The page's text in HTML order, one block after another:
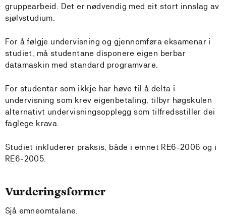
gruppearbeid. Det er nødvendig med eit stort innslag av
sjølvstudium.
For å følgje undervisning og gjennomføra eksamenar i
studiet, må studentane disponere eigen berbar
datamaskin med standard programvare.
For studentar som ikkje har høve til å delta i
undervisning som krev eigenbetaling, tilbyr høgskulen
alternativt undervisningsopplegg som tilfredsstiller dei
faglege krava.
Studiet inkluderer praksis, både i emnet RE6-2006 og i
RE6-2005.
Vurderingsformer
Sjå emneomtalane.